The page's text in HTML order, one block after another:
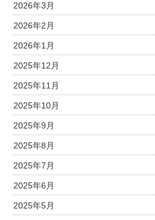
2026年3月
2026年2月
2026年1月
2025年12月
2025年11月
2025年10月
2025年9月
2025年8月
2025年7月
2025年6月
2025年5月